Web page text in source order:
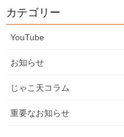
カテゴリー
YouTube
お知らせ
じゃこ天コラム
重要なお知らせ